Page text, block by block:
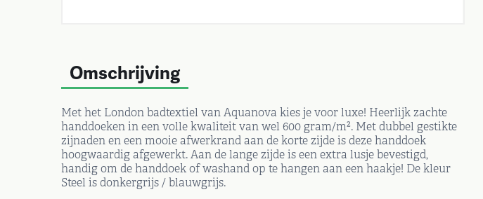
Omschrijving
Met het London badtextiel van Aquanova kies je voor luxe! Heerlijk zachte
handdoeken in een volle kwaliteit van wel 600 gram/m². Met dubbel gestikte
zijnaden en een mooie afwerkrand aan de korte zijde is deze handdoek
hoogwaardig afgewerkt. Aan de lange zijde is een extra lusje bevestigd,
handig om de handdoek of washand op te hangen aan een haakje! De kleur
Steel is donkergrijs / blauwgrijs.